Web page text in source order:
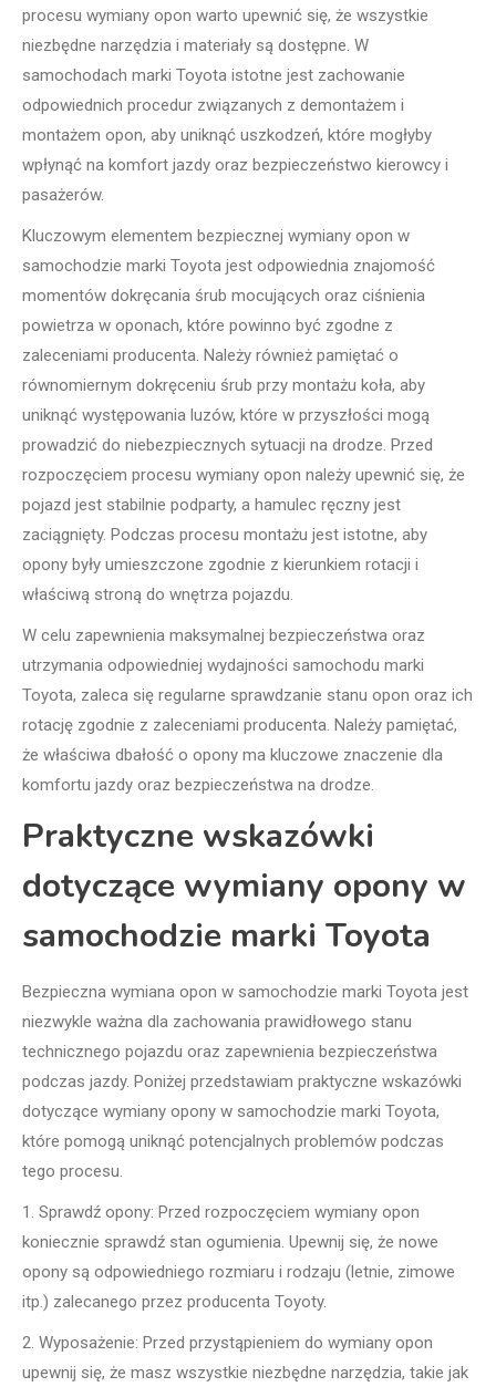
procesu wymiany opon warto upewnić się, że wszystkie
niezbędne narzędzia i materiały są dostępne. W
samochodach marki Toyota istotne jest zachowanie
odpowiednich procedur związanych z demontażem i
montażem opon, aby uniknąć uszkodzeń, które mogłyby
wpłynąć na komfort jazdy oraz bezpieczeństwo kierowcy i
pasażerów.
Kluczowym elementem bezpiecznej wymiany opon w
samochodzie marki Toyota jest odpowiednia znajomość
momentów dokręcania śrub mocujących oraz ciśnienia
powietrza w oponach, które powinno być zgodne z
zaleceniami producenta. Należy również pamiętać o
równomiernym dokręceniu śrub przy montażu koła, aby
uniknąć występowania luzów, które w przyszłości mogą
prowadzić do niebezpiecznych sytuacji na drodze. Przed
rozpoczęciem procesu wymiany opon należy upewnić się, że
pojazd jest stabilnie podparty, a hamulec ręczny jest
zaciągnięty. Podczas procesu montażu jest istotne, aby
opony były umieszczone zgodnie z kierunkiem rotacji i
właściwą stroną do wnętrza pojazdu.
W celu zapewnienia maksymalnej bezpieczeństwa oraz
utrzymania odpowiedniej wydajności samochodu marki
Toyota, zaleca się regularne sprawdzanie stanu opon oraz ich
rotację zgodnie z zaleceniami producenta. Należy pamiętać,
że właściwa dbałość o opony ma kluczowe znaczenie dla
komfortu jazdy oraz bezpieczeństwa na drodze.
Praktyczne wskazówki
dotyczące wymiany opony w
samochodzie marki Toyota
Bezpieczna wymiana opon w samochodzie marki Toyota jest
niezwykle ważna dla zachowania prawidłowego stanu
technicznego pojazdu oraz zapewnienia bezpieczeństwa
podczas jazdy. Poniżej przedstawiam praktyczne wskazówki
dotyczące wymiany opony w samochodzie marki Toyota,
które pomogą uniknąć potencjalnych problemów podczas
tego procesu.
1. Sprawdź opony: Przed rozpoczęciem wymiany opon
koniecznie sprawdź stan ogumienia. Upewnij się, że nowe
opony są odpowiedniego rozmiaru i rodzaju (letnie, zimowe
itp.) zalecanego przez producenta Toyoty.
2. Wyposażenie: Przed przystąpieniem do wymiany opon
upewnij się, że masz wszystkie niezbędne narzędzia, takie jak